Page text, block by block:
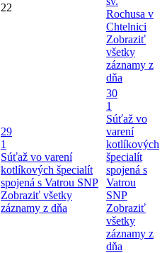
22
Rochusa v
Chtelnici
Zobraziť
všetky
záznamy z
dňa
29
1
Súťaž vo varení
kotlíkových špecialít
spojená s Vatrou SNP
Zobraziť všetky
záznamy z dňa
30
1
Súťaž vo
varení
kotlíkových
špecialít
spojená s
Vatrou
SNP
Zobraziť
všetky
záznamy z
dňa